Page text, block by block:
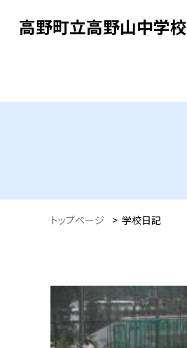
高野町立高野山中学校
トップページ > 学校日記